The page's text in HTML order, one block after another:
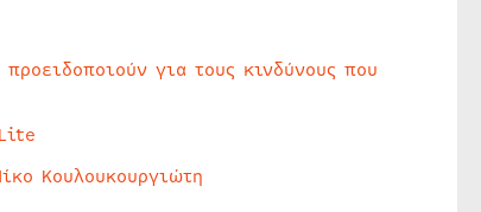
για τους κινδύνους που
Κουλουκουργιώτη